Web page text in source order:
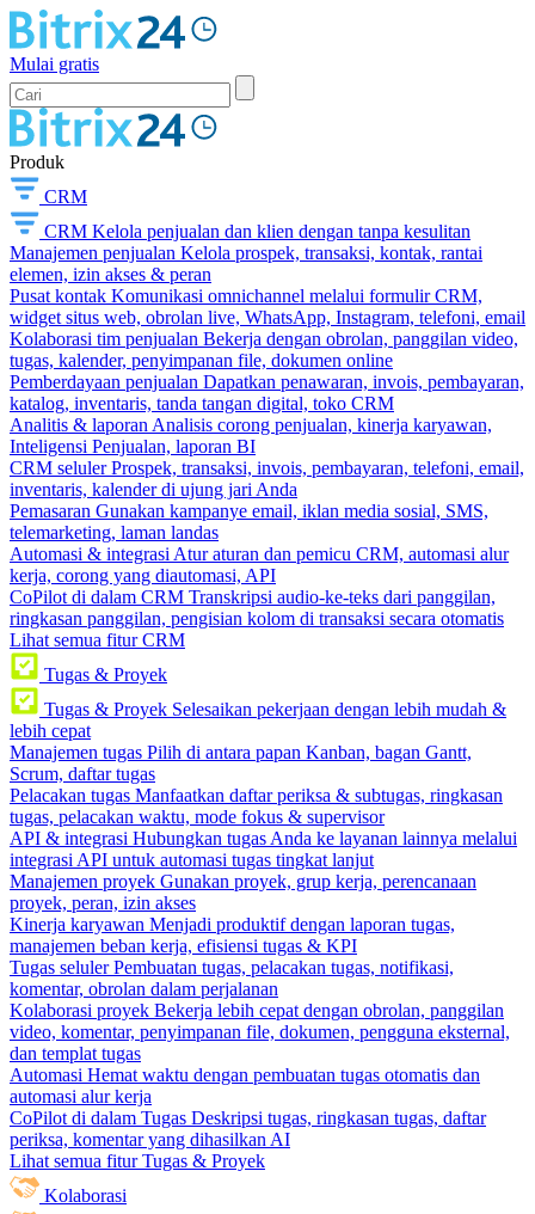
Mulai gratis
Produk
CRM
CRM Kelola penjualan dan klien dengan tanpa kesulitan
Manajemen penjualan Kelola prospek, transaksi, kontak, rantai
elemen, izin akses & peran
Pusat kontak Komunikasi omnichannel melalui formulir CRM,
widget situs web, obrolan live, WhatsApp, Instagram, telefoni, email
Kolaborasi tim penjualan Bekerja dengan obrolan, panggilan video,
tugas, kalender, penyimpanan file, dokumen online
Pemberdayaan penjualan Dapatkan penawaran, invois, pembayaran,
katalog, inventaris, tanda tangan digital, toko CRM
Analitis & laporan Analisis corong penjualan, kinerja karyawan,
Inteligensi Penjualan, laporan BI
CRM seluler Prospek, transaksi, invois, pembayaran, telefoni, email,
inventaris, kalender di ujung jari Anda
Pemasaran Gunakan kampanye email, iklan media sosial, SMS,
telemarketing, laman landas
Automasi & integrasi Atur aturan dan pemicu CRM, automasi alur
kerja, corong yang diautomasi, API
CoPilot di dalam CRM Transkripsi audio-ke-teks dari panggilan,
ringkasan panggilan, pengisian kolom di transaksi secara otomatis
Lihat semua fitur CRM
Tugas & Proyek
Tugas & Proyek Selesaikan pekerjaan dengan lebih mudah &
lebih cepat
Manajemen tugas Pilih di antara papan Kanban, bagan Gantt,
Scrum, daftar tugas
Pelacakan tugas Manfaatkan daftar periksa & subtugas, ringkasan
tugas, pelacakan waktu, mode fokus & supervisor
API & integrasi Hubungkan tugas Anda ke layanan lainnya melalui
integrasi API untuk automasi tugas tingkat lanjut
Manajemen proyek Gunakan proyek, grup kerja, perencanaan
proyek, peran, izin akses
Kinerja karyawan Menjadi produktif dengan laporan tugas,
manajemen beban kerja, efisiensi tugas & KPI
Tugas seluler Pembuatan tugas, pelacakan tugas, notifikasi,
komentar, obrolan dalam perjalanan
Kolaborasi proyek Bekerja lebih cepat dengan obrolan, panggilan
video, komentar, penyimpanan file, dokumen, pengguna eksternal,
dan templat tugas
Automasi Hemat waktu dengan pembuatan tugas otomatis dan
automasi alur kerja
CoPilot di dalam Tugas Deskripsi tugas, ringkasan tugas, daftar
periksa, komentar yang dihasilkan AI
Lihat semua fitur Tugas & Proyek
Kolaborasi